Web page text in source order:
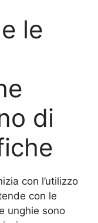
le
di
con l’utilizzo
con le
unghie sono